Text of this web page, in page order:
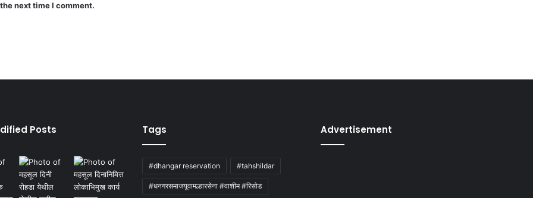
next time I comment.
Posts Tags
#dhangar reservation #tahshildar
#धनगरसमाजयूवामल्हारसेना #वाशीम #रिसोड
Advertisement